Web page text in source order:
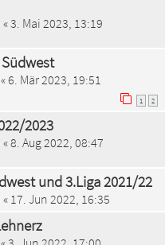
«3. Mai 2023, 13:19
«6. Mär 2023, 19:51
1 2
2023
«8. Aug 2022, 08:47
und 3.Liga 2021/22
« 17. Jun 2022, 16:35